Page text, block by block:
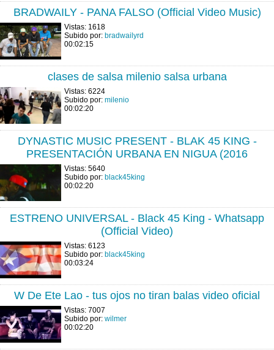
BRADWAILY - PANA FALSO (Official Video Music)
Vistas: 1618
Subido por: bradwailyrd
00:02:15
clases de salsa milenio salsa urbana
Vistas: 6224
Subido por: milenio
00:02:20
DYNASTIC MUSIC PRESENT - BLAK 45 KING -
PRESENTACIÓN URBANA EN NIGUA (2016
Vistas: 5640
Subido por: black45king
00:02:20
ESTRENO UNIVERSAL - Black 45 King - Whatsapp
(Official Video)
Vistas: 6123
Subido por: black45king
00:03:24
W De Ete Lao - tus ojos no tiran balas video oficial
Vistas: 7007
Subido por: wilmer
00:02:20